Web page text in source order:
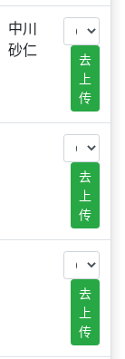
中川
砂仁
去
上
传
去
上
传
去
上
传